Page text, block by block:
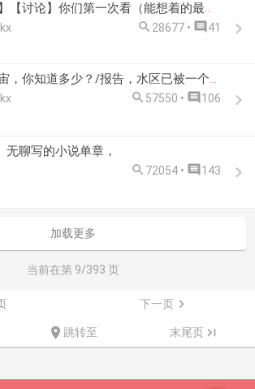
【话题】【讨论】你们第一次看（能想着的最早的）的[日漫]和印象最深刻的日门是哪部呢？（回归二次元论坛正题）
 28677 •  41
关于宇宙，你知道多少？/报告，水区已被一个绿了的和一个白头发的不明人士占领
 57550 •  106
无聊写的小说单章，
 72054 •  143
加载更多
当前在第 9/393 页
下一页
跳转至 末尾页